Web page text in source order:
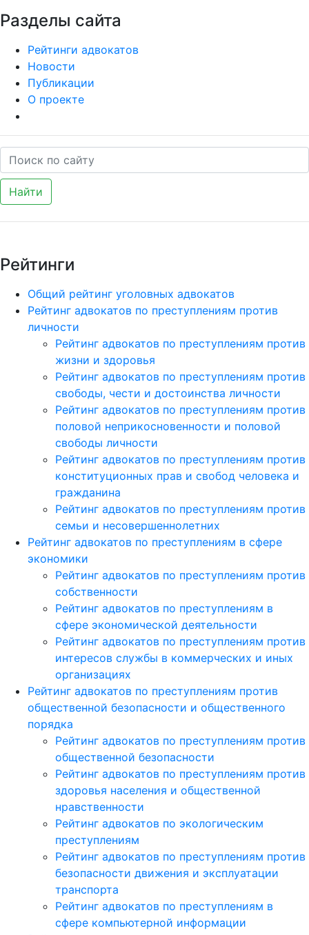
Разделы сайта
Рейтинги адвокатов
Новости
Публикации
О проекте
Найти
Рейтинги
Общий рейтинг уголовных адвокатов
Рейтинг адвокатов по преступлениям против
личности
Рейтинг адвокатов по преступлениям против
жизни и здоровья
Рейтинг адвокатов по преступлениям против
свободы, чести и достоинства личности
Рейтинг адвокатов по преступлениям против
половой неприкосновенности и половой
свободы личности
Рейтинг адвокатов по преступлениям против
конституционных прав и свобод человека и
гражданина
Рейтинг адвокатов по преступлениям против
семьи и несовершеннолетних
Рейтинг адвокатов по преступлениям в сфере
экономики
Рейтинг адвокатов по преступлениям против
собственности
Рейтинг адвокатов по преступлениям в
сфере экономической деятельности
Рейтинг адвокатов по преступлениям против
интересов службы в коммерческих и иных
организациях
Рейтинг адвокатов по преступлениям против
общественной безопасности и общественного
порядка
Рейтинг адвокатов по преступлениям против
общественной безопасности
Рейтинг адвокатов по преступлениям против
здоровья населения и общественной
нравственности
Рейтинг адвокатов по экологическим
преступлениям
Рейтинг адвокатов по преступлениям против
безопасности движения и эксплуатации
транспорта
Рейтинг адвокатов по преступлениям в
сфере компьютерной информации